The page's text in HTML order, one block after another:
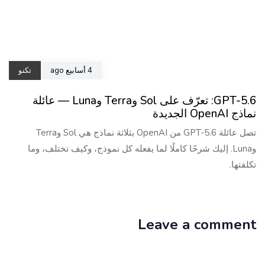
4 أسابيع ago تكنو
GPT-5.6: تعرّف على Sol وTerra وLuna — عائلة
نماذج OpenAI الجديدة
تصل عائلة GPT-5.6 من OpenAI بثلاثة نماذج هي Sol وTerra
وLuna. إليك شرحًا كاملًا لما يفعله كل نموذج، وكيف تختلف، وما
تكلفتها.
Leave a comment